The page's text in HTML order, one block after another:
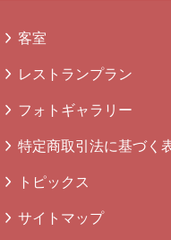
客室
レストランプラン
フォトギャラリー
特定商取引法に基づく
トピックス
サイトマップ